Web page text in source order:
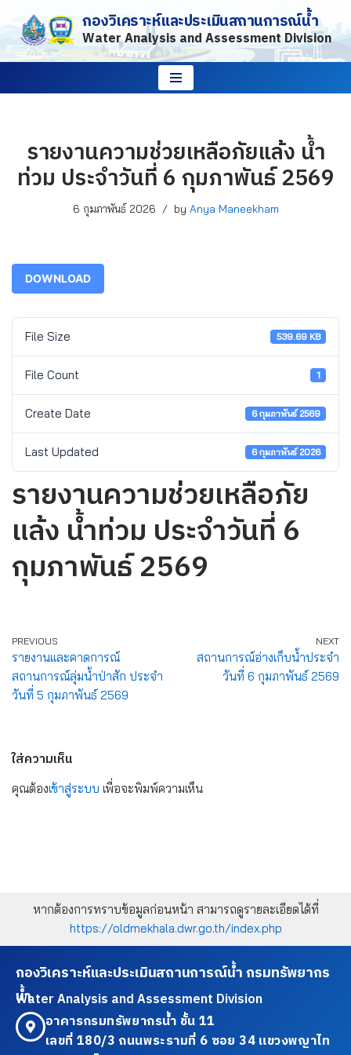
Skip
to
กองวิเคราะห์และประเมินสถานการณ์น้ำ
Water Analysis and Assessment Division
รายงานความช่วยเหลือภัยแล้ง น้ำ
ท่วม ประจำวันที่ 6 กุมภาพันธ์ 2569
6 กุมภาพันธ์ 2026 by Anya Maneekham
DOWNLOAD
File Size 539.69 KB
File Count 1
Create Date 6 กุมภาพันธ์ 2569
Last Updated 6 กุมภาพันธ์ 2026
รายงานความช่วยเหลือภัย
แล้ง น้ำท่วม ประจำวันที่ 6
กุมภาพันธ์ 2569
PREVIOUS
รายงานและคาดการณ์
สถานการณ์ลุ่มน้ำป่าสัก ประจำ
วันที่ 5 กุมภาพันธ์ 2569
NEXT
สถานการณ์อ่างเก็บน้ำประจำ
วันที่ 6 กุมภาพันธ์ 2569
ใส่ความเห็น
คุณต้องเข้าสู่ระบบ เพื่อจะพิมพ์ความเห็น
หากต้องการทราบข้อมูลก่อนหน้า สามารถดูรายละเอียดได้ที่
https://oldmekhala.dwr.go.th/index.php
กองวิเคราะห์และประเมินสถานการณ์น้ำ กรมทรัพยากร
น้ำ
Water Analysis and Assessment Division
อาคารกรมทรัพยากรน้ำ ชั้น 11
เลขที่ 180/3 ถนนพระรามที่ 6 ซอย 34 แขวงพญาไท